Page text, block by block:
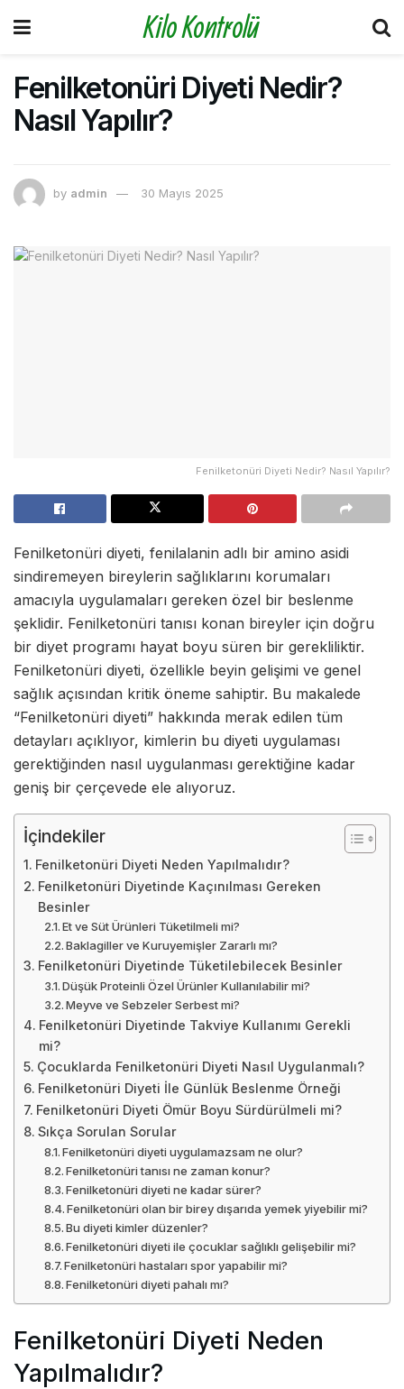
Kilo Kontrolü
Fenilketonüri Diyeti Nedir?
Nasıl Yapılır?
by admin 30 Mayıs 2025
Fenilketonüri Diyeti Nedir? Nasıl Yapılır?
Fenilketonüri diyeti, fenilalanin adlı bir amino asidi
sindiremeyen bireylerin sağlıklarını korumaları
amacıyla uygulamaları gereken özel bir beslenme
şeklidir. Fenilketonüri tanısı konan bireyler için doğru
bir diyet programı hayat boyu süren bir gerekliliktir.
Fenilketonüri diyeti, özellikle beyin gelişimi ve genel
sağlık açısından kritik öneme sahiptir. Bu makalede
“Fenilketonüri diyeti” hakkında merak edilen tüm
detayları açıklıyor, kimlerin bu diyeti uygulaması
gerektiğinden nasıl uygulanması gerektiğine kadar
geniş bir çerçevede ele alıyoruz.
İçindekiler
Fenilketonüri Diyeti Neden Yapılmalıdır?
Fenilketonüri Diyetinde Kaçınılması Gereken
Besinler
Et ve Süt Ürünleri Tüketilmeli mi?
Baklagiller ve Kuruyemişler Zararlı mı?
Fenilketonüri Diyetinde Tüketilebilecek Besinler
Düşük Proteinli Özel Ürünler Kullanılabilir mi?
Meyve ve Sebzeler Serbest mi?
Fenilketonüri Diyetinde Takviye Kullanımı Gerekli
mi?
Çocuklarda Fenilketonüri Diyeti Nasıl Uygulanmalı?
Fenilketonüri Diyeti İle Günlük Beslenme Örneği
Fenilketonüri Diyeti Ömür Boyu Sürdürülmeli mi?
Sıkça Sorulan Sorular
Fenilketonüri diyeti uygulamazsam ne olur?
Fenilketonüri tanısı ne zaman konur?
Fenilketonüri diyeti ne kadar sürer?
Fenilketonüri olan bir birey dışarıda yemek yiyebilir mi?
Bu diyeti kimler düzenler?
Fenilketonüri diyeti ile çocuklar sağlıklı gelişebilir mi?
Fenilketonüri hastaları spor yapabilir mi?
Fenilketonüri diyeti pahalı mı?
Fenilketonüri Diyeti Neden
Yapılmalıdır?